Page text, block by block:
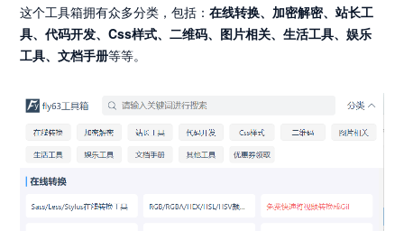
这个工具箱拥有众多分类，包括：在线转换、加密解密、站长工
具、代码开发、Css样式、二维码、图片相关、生活工具、娱乐
工具、文档手册等等。